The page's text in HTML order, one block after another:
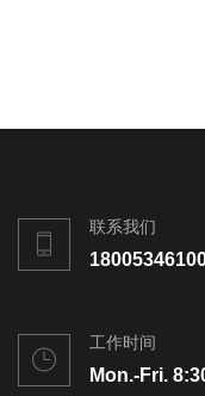
联系我们
工作时间
Mon.-Fri.